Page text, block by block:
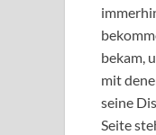
bekam,
mit
seine
Seite